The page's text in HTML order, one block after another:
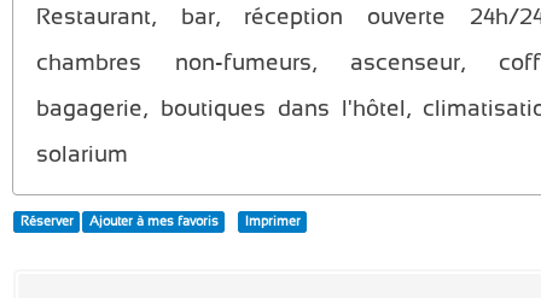
Restaurant, bar, réception ouverte 24h/
chambres non-fumeurs, ascenseur,
bagagerie, boutiques dans l'hôtel,
solarium
Réserver Ajouter à mes favoris Imprimer